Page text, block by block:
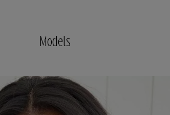
Models